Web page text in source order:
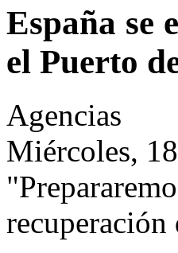
España se
el Puerto
Agencias
Miércoles,
recuperación